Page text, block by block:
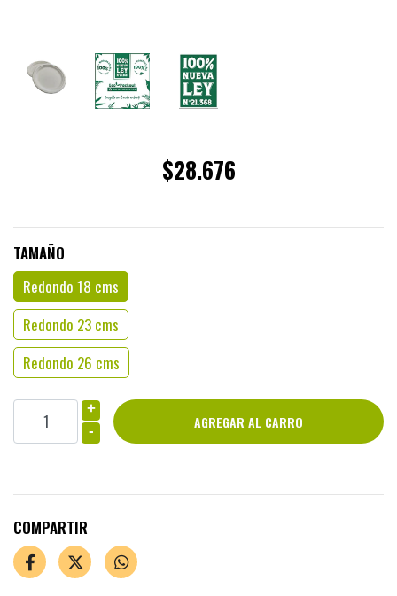
$28.676
TAMAÑO
Redondo 18 cms
Redondo 23 cms
Redondo 26 cms
+
-
COMPARTIR